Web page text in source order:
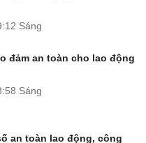
Sáng
đảm an toàn cho lao động
Sáng
an toàn lao động, công